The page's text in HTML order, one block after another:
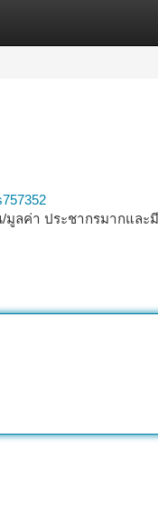
ลค่า ประชากรมากและมี